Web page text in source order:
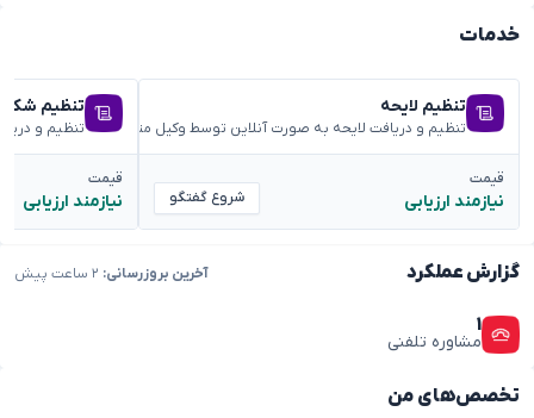
گزارش عملکرد آخرین بروزرسانی:
۱
مشاوره تلفنی
تخصص‌های من
خدمات
تنظیم لایحه
تنظیم و دریافت لایحه به صورت آنلاین توسط وکیل متخصص
قیمت
نیازمند ارزیابی شروع گفتگو
تنظیم
تنظیم و
قیمت
نیازمند ارزیابی